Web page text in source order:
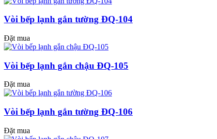
Vòi bếp lạnh gắn tường ĐQ-104
Đặt mua
Vòi bếp lạnh gắn chậu ĐQ-105
Đặt mua
Vòi bếp lạnh gắn tường ĐQ-106
Đặt mua